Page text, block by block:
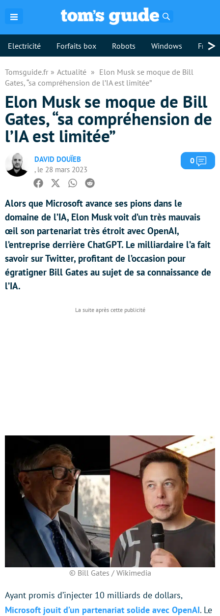
Electricité Forfaits box Robots Windows >
Tomsguide.fr Actualité
Elon Musk se moque de Bill
Gates, “sa compréhension de l’IA est limitée”
Elon Musk se moque de Bill
Gates, “sa compréhension de
l’IA est limitée”
DAVID DOUÏEB
, le 28 mars 2023
0
Facebook
TwitterWhatsapp
Reddit
Alors que Microsoft avance ses pions dans le
domaine de l’IA, Elon Musk voit d’un très mauvais
œil son partenariat très étroit avec OpenAI,
l’entreprise derrière ChatGPT. Le milliardaire l’a fait
savoir sur Twitter, profitant de l’occasion pour
égratigner Bill Gates au sujet de sa connaissance de
l’IA.
© Bill Gates / Wikimedia
Ayant promis d’injecter 10 milliards de dollars,
Microsoft jouit d’un partenariat solide avec OpenAI. Le